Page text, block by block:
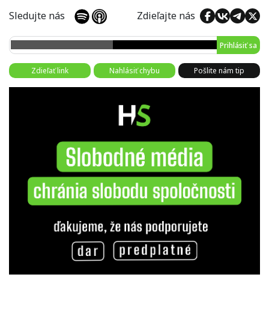
Sledujte nás Zdieľajte nás
Prihlásiť sa
Zdieľať link Nahlásiť chybu Pošlite nám tip